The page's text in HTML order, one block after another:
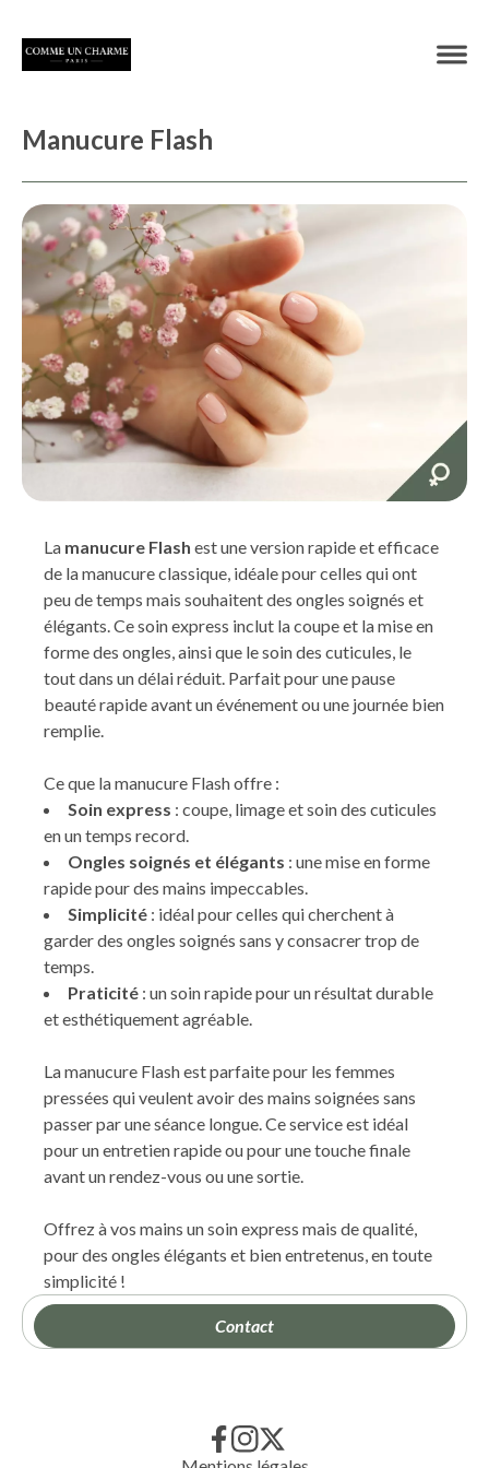
Manucure Flash
Contact
La manucure Flash est une version rapide et efficace
de la manucure classique, idéale pour celles qui ont
peu de temps mais souhaitent des ongles soignés et
élégants. Ce soin express inclut la coupe et la mise en
forme des ongles, ainsi que le soin des cuticules, le
tout dans un délai réduit. Parfait pour une pause
beauté rapide avant un événement ou une journée bien
remplie.
Ce que la manucure Flash offre :
Soin express : coupe, limage et soin des cuticules
en un temps record.
Ongles soignés et élégants : une mise en forme
rapide pour des mains impeccables.
Simplicité : idéal pour celles qui cherchent à
garder des ongles soignés sans y consacrer trop de
temps.
Praticité : un soin rapide pour un résultat durable
et esthétiquement agréable.
La manucure Flash est parfaite pour les femmes
pressées qui veulent avoir des mains soignées sans
passer par une séance longue. Ce service est idéal
pour un entretien rapide ou pour une touche finale
avant un rendez-vous ou une sortie.
Offrez à vos mains un soin express mais de qualité,
pour des ongles élégants et bien entretenus, en toute
simplicité !